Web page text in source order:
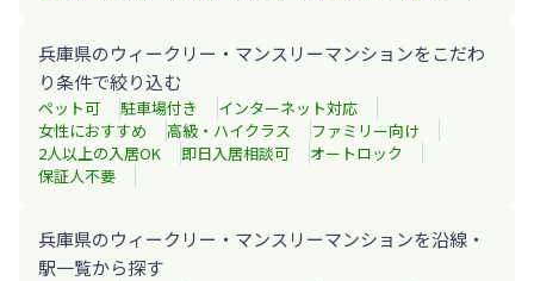
兵庫県のウィークリー・マンスリーマンションをこだわ
り条件で絞り込む
ペット可 駐車場付き
インターネット対応
女性におすすめ
高級・ハイクラス
ファミリー向け
2人以上の入居OK
即日入居相談可
オートロック
保証人不要
兵庫県のウィークリー・マンスリーマンションを沿線・
駅一覧から探す